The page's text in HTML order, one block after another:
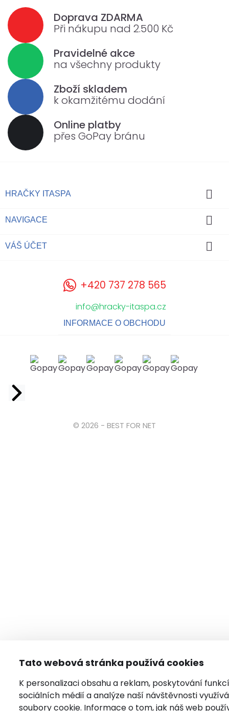
Tato webová stránka používá cookies
K personalizaci obsahu a reklam, poskytování funkcí
sociálních médií a analýze naší návštěvnosti
soubory cookie. Informace o tom, jak náš web
Doprava ZDARMA
Při nákupu nad 2.500 Kč
Pravidelné akce
na všechny produkty
Zboží skladem
k okamžitému dodání
Online platby
přes GoPay bránu
HRAČKY ITASPA 
NAVIGACE 
VÁŠ ÚČET 
+420 737 278 565
info@hracky-itaspa.cz
INFORMACE O OBCHODU
© 2026 - BEST FOR NET